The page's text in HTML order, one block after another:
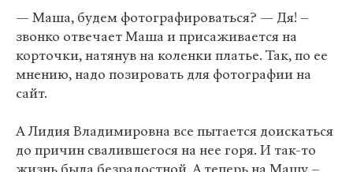
— Маша, будем фотографироваться? — Дя! –
звонко отвечает Маша и присаживается на
корточки, натянув на коленки платье. Так, по ее
мнению, надо позировать для фотографии на
сайт.
А Лидия Владимировна все пытается доискаться
до причин свалившегося на нее горя. И так-то